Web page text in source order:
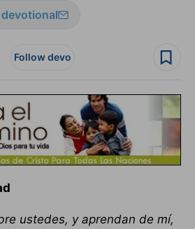
Follow devo
ustedes, y aprendan de mí,